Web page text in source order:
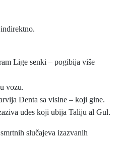
Lige senki – pogibija više
vozu.
Denta sa visine – koji gine.
udes koji ubija Taliju al Gul.
slučajeva izazvanih